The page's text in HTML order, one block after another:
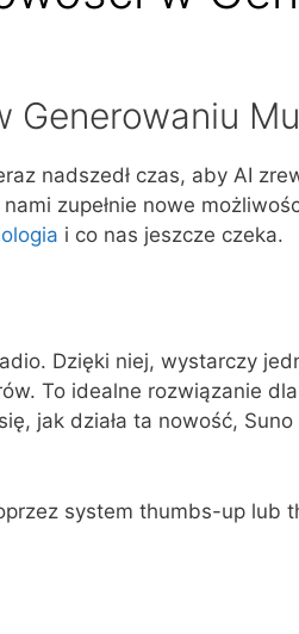
Generowaniu
nadszedł czas, aby AI
zupełnie nowe
i co nas jeszcze czeka.
Dzięki niej, wystarczy
To idealne rozwiązanie
jak działa ta nowość,
system thumbs-up